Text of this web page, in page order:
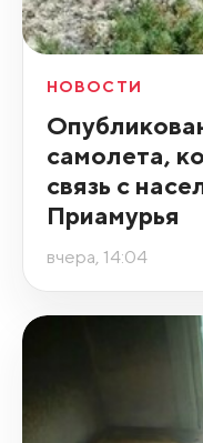
НОВОСТИ
самолета,
связь с
Приамурья
вчера, 14:04